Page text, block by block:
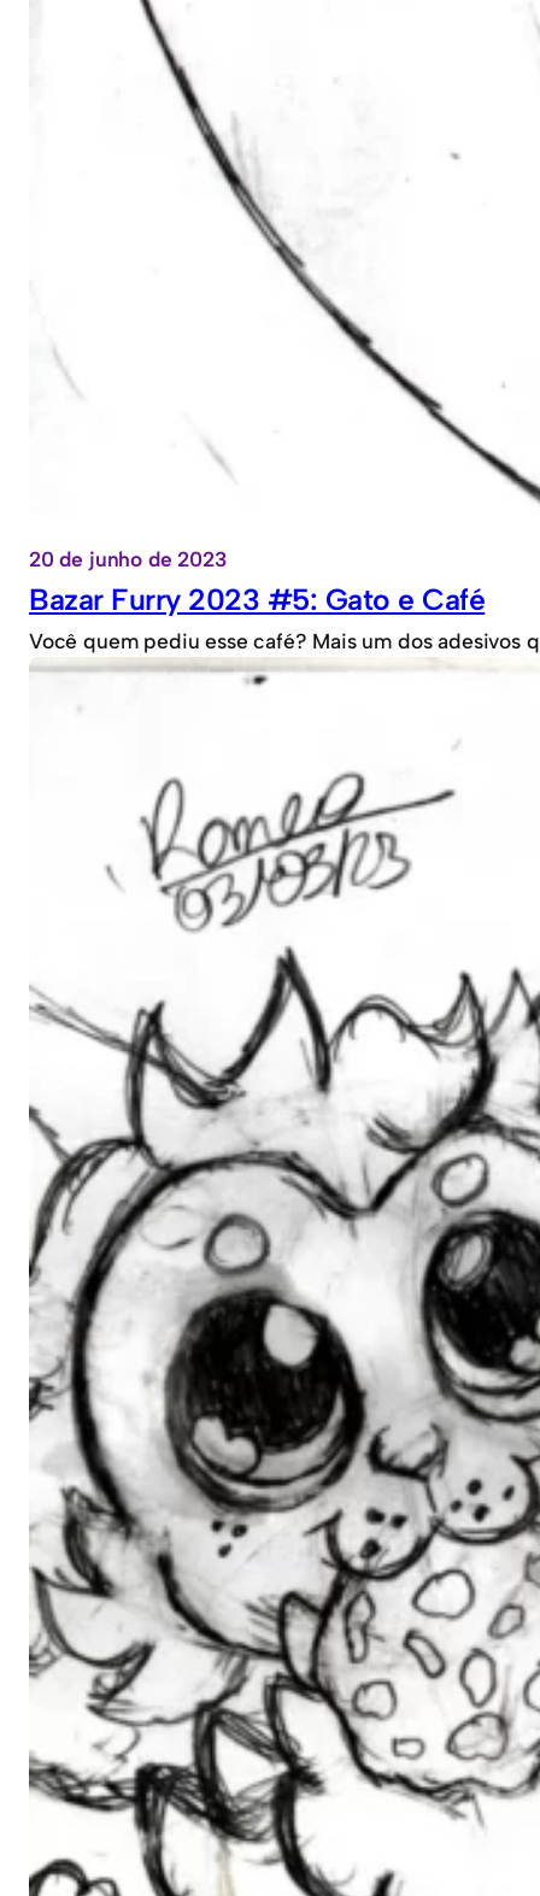
20 de junho de 2023
Bazar Furry 2023 #5: Gato e Café
Você quem pediu esse café? Mais um dos adesivos